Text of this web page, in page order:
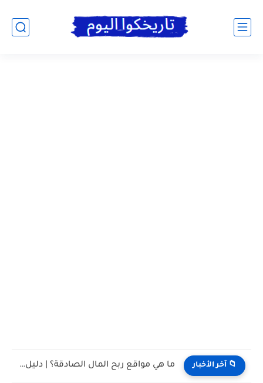
📁 آخر الأخبار تأثير وسائل التواصل الاجتماعي على حياتنا اليومية: بين الفوائد والتحديات